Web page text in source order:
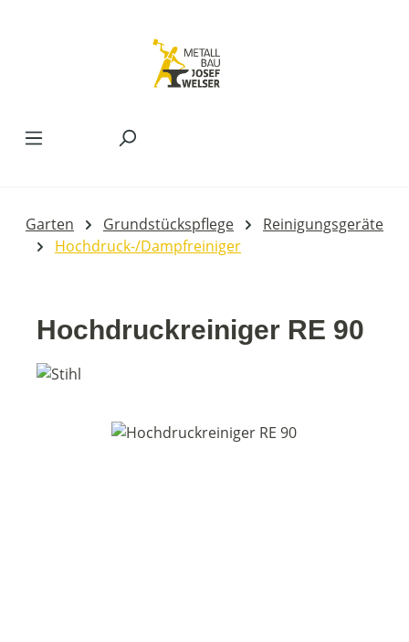
Garten Grundstückspflege
Reinigungsgeräte
Hochdruck-/Dampfreiniger
Hochdruckreiniger RE 90
Bildergalerie überspringen